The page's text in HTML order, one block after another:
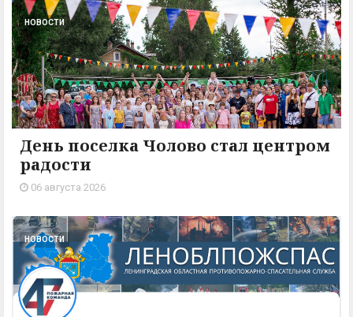
НОВОСТИ
День поселка Чолово стал центром
радости
06 августа 2026
НОВОСТИ